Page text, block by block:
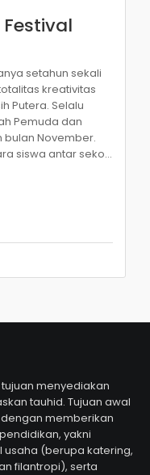
setahun sekali
kreativitas
Putera. Selalu
Pemuda dan
November.
siswa antar seko...
menyediakan
tauhid. Tujuan awal
memberikan
yakni
usaha (berupa katering,
filantropi), serta